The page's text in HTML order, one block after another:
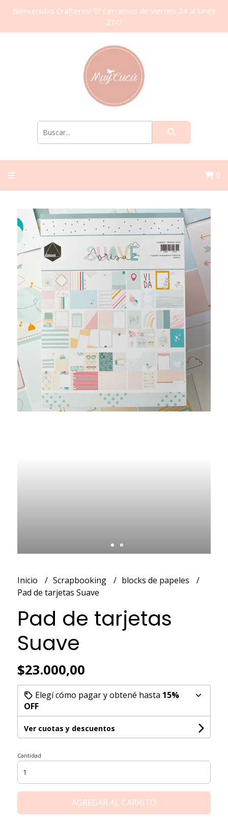
Bienvenidxs Crafterxs! 🩷 Cerramos de viernes 24 al lunes
27/7
0
Inicio Scrapbooking
blocks de papeles
Pad de tarjetas Suave
Pad de tarjetas
Suave
$23.000,00
Elegí cómo pagar y obtené hasta 15%
OFF
Ver cuotas y descuentos
Cantidad
AGREGAR AL CARRITO